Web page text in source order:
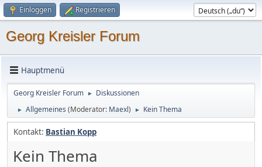
Einloggen Registrieren
Georg Kreisler Forum
Hauptmenü
Georg Kreisler Forum ► Diskussionen
► Allgemeines (Moderator: Maexl) ► Kein Thema
Kontakt: Bastian Kopp
Kein Thema